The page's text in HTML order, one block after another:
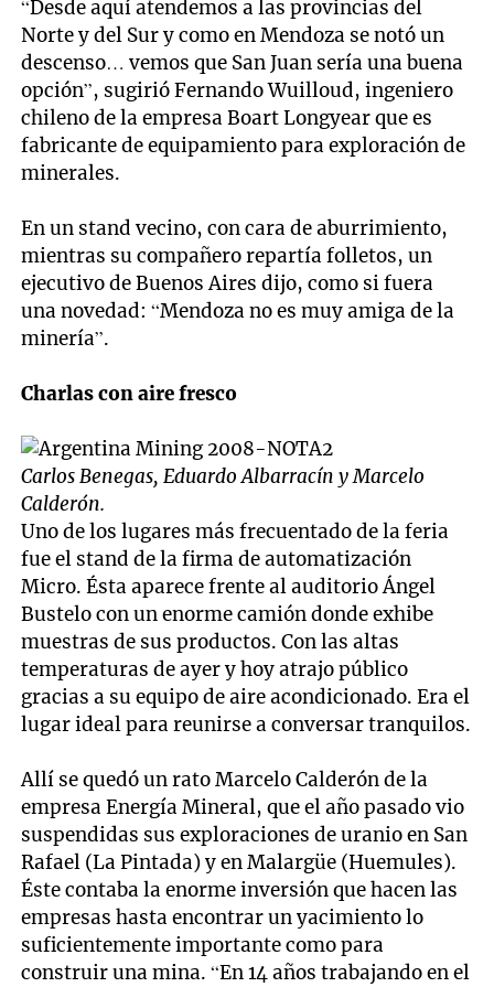
“Desde aquí atendemos a las provincias del
Norte y del Sur y como en Mendoza se notó un
descenso… vemos que San Juan sería una buena
opción”, sugirió Fernando Wuilloud, ingeniero
chileno de la empresa Boart Longyear que es
fabricante de equipamiento para exploración de
minerales.
En un stand vecino, con cara de aburrimiento,
mientras su compañero repartía folletos, un
ejecutivo de Buenos Aires dijo, como si fuera
una novedad: “Mendoza no es muy amiga de la
minería”.
Charlas con aire fresco
Carlos Benegas, Eduardo Albarracín y Marcelo
Calderón.
Uno de los lugares más frecuentado de la feria
fue el stand de la firma de automatización
Micro. Ésta aparece frente al auditorio Ángel
Bustelo con un enorme camión donde exhibe
muestras de sus productos. Con las altas
temperaturas de ayer y hoy atrajo público
gracias a su equipo de aire acondicionado. Era el
lugar ideal para reunirse a conversar tranquilos.
Allí se quedó un rato Marcelo Calderón de la
empresa Energía Mineral, que el año pasado vio
suspendidas sus exploraciones de uranio en San
Rafael (La Pintada) y en Malargüe (Huemules).
Éste contaba la enorme inversión que hacen las
empresas hasta encontrar un yacimiento lo
suficientemente importante como para
construir una mina. “En 14 años trabajando en el